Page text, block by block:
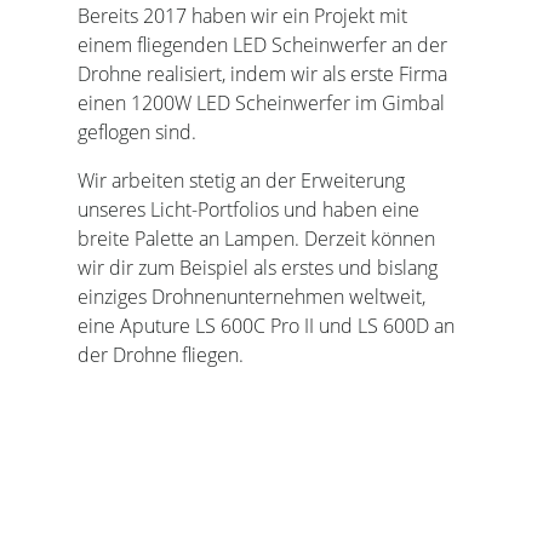
Bereits 2017 haben wir ein Projekt mit
einem fliegenden LED Scheinwerfer an der
Drohne realisiert, indem wir als erste Firma
einen 1200W LED Scheinwerfer im Gimbal
geflogen sind.
Wir arbeiten stetig an der Erweiterung
unseres Licht-Portfolios und haben eine
breite Palette an Lampen. Derzeit können
wir dir zum Beispiel als erstes und bislang
einziges Drohnenunternehmen weltweit,
eine Aputure LS 600C Pro II und LS 600D an
der Drohne fliegen.